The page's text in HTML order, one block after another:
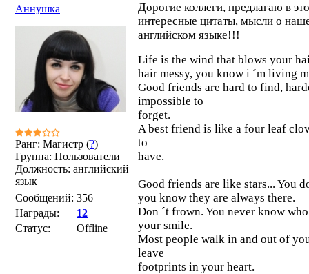
Аннушка
Ранг: Магистр (?)
Группа: Пользователи
Должность: английский
язык
Сообщений: 356
Награды:
12
Статус:
Offline
Дорогие коллеги, предлагаю в
интересные цитаты, мысли о
английском языке!!!
Life is the wind that blows your
hair messy, you know i ´m living
Good friends are hard to find,
impossible to
forget.
A best friend is like a four leaf
to
have.
Good friends are like stars... You
you know they are always there.
Don ´t frown. You never know
your smile.
Most people walk in and out of
leave
footprints in your heart.